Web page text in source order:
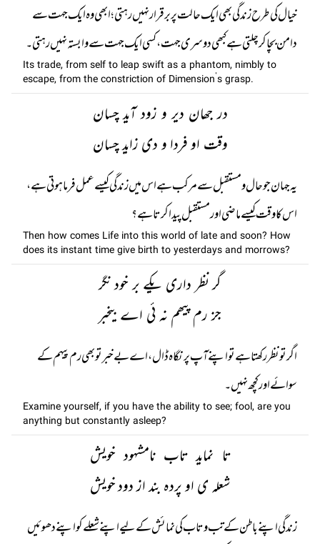
خیال کی طرح زندگی بھی ایک حالت پر برقرار نہیں رہتی ؛ ابھی وہ ایک جہت سے
دامن بچا کر چلتی ہے کبھی دوسری جہت، کسی ایک جہت سے وابستہ نہیں رہتی۔
Its trade, from self to leap swift as a phantom, nimbly to
escape, from the constriction of Dimension’s grasp.
در جھان دیر و زود آید چسان
وقت او فردا و دی زاید چسان
یہ جہان جو حال و مستقبل سے مرکب ہے اس میں زندگی کیسے عمل فرما ہوتی ہے،
اس کا وقت کیسے ماضی اور مستقبل پیدا کرتا ہے؟
Then how comes Life into this world of late and soon? How
does its instant time give birth to yesterdays and morrows?
گر نظر داری یکے بر خود نگر
جز رم پیھم نہ ئی اے بیخبر
اگر تو نظر رکھتا ہے تو اپنے آپ پر نگاہ ڈال ، اے بے خبر تو بھی رم پیہم کے
سوائے اور کچھ نہیں۔
Examine yourself, if you have the ability to see; fool, are you
anything but constantly asleep?
تا نماید تاب نامشہود خویش
شعلہ ی او پردہ بند از دود خویش
زندگی اپنے باطن کے تب و تاب کی نمائش کے لیے اپنے شعلے کو اپنے دھوئیں